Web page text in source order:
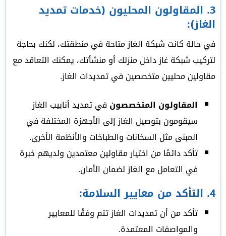
3. المقاولون المحليون (خدمات تمديد
الغاز):
في حالة كانت شبكة الغاز متاحة في منطقتك، لكنك بحاجة
لتركيب شبكة غاز داخل منزلك أو منشأتك، يمكنك التعاقد مع
مقاولين محليين متخصصين في تمديدات الغاز.
المقاولون المتخصصون في تمديد أنابيب الغاز
سيقومون بتوصيل الغاز إلى الأجهزة المختلفة في
المبنى مثل السخانات والطباخات والأنظمة الأخرى.
تأكد دائمًا من اختيار مقاولين معتمدين ولديهم خبرة
في التعامل مع الغاز لضمان الأمان.
4. التأكد من معايير السلامة:
تأكد من أن تمديدات الغاز تتم وفقًا للمعايير
والمواصفات المعتمدة.